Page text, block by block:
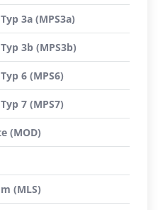
3a (MPS3a)
3b (MPS3b)
6 (MPS6)
7 (MPS7)
(MOD)
(MLS)